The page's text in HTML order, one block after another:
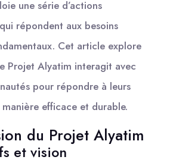
une série d’actions
répondent aux besoins
Cet article explore
Projet Alyatim interagit avec
pour répondre à leurs
efficace et durable.
du Projet Alyatim
et vision